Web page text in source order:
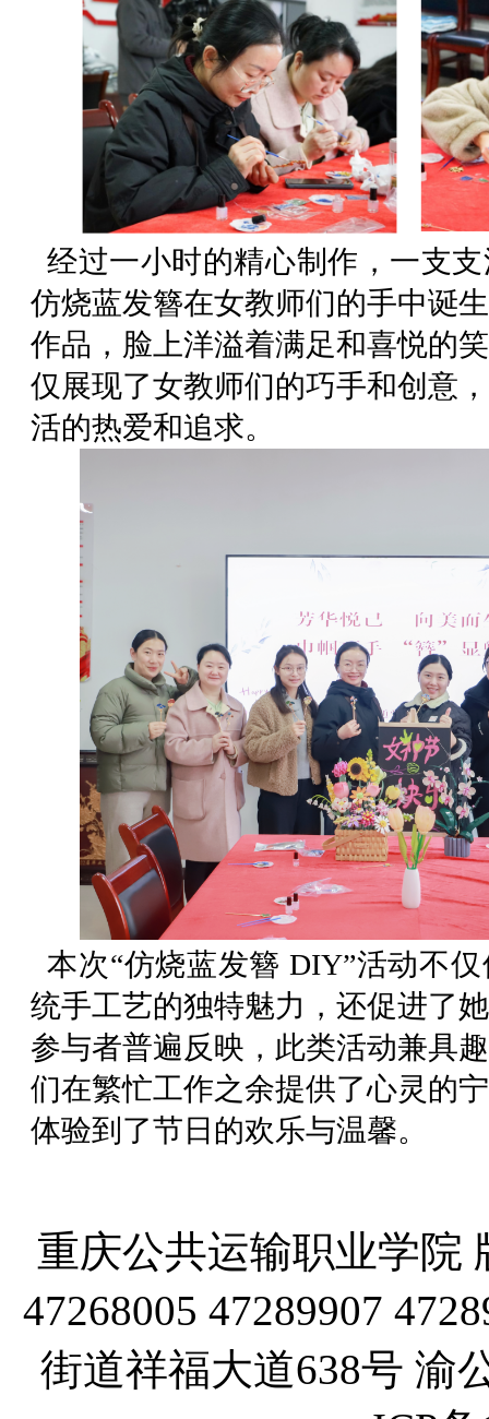
经过一小时的精心制作，一支
仿烧蓝发簪在女教师们的手中诞
作品，脸上洋溢着满足和喜悦的
仅展现了女教师们的巧手和创意
活的热爱和追求。
本次“仿烧蓝发簪 DIY”活动不
统手工艺的独特魅力，还促进了
参与者普遍反映，此类活动兼具
们在繁忙工作之余提供了心灵的
体验到了节日的欢乐与温馨。
重庆公共运输职业学院
47268005 47289907
街道祥福大道638号 渝